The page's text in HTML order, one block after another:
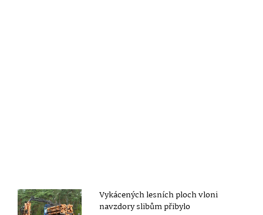
Vykácených lesních ploch vloni
navzdory slibům přibylo